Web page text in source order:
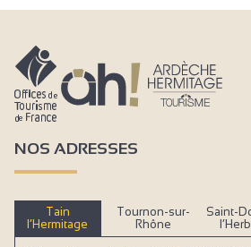
NOS ADRESSES
Tain
l’Hermitage
Tournon-sur-
Rhône
Saint-